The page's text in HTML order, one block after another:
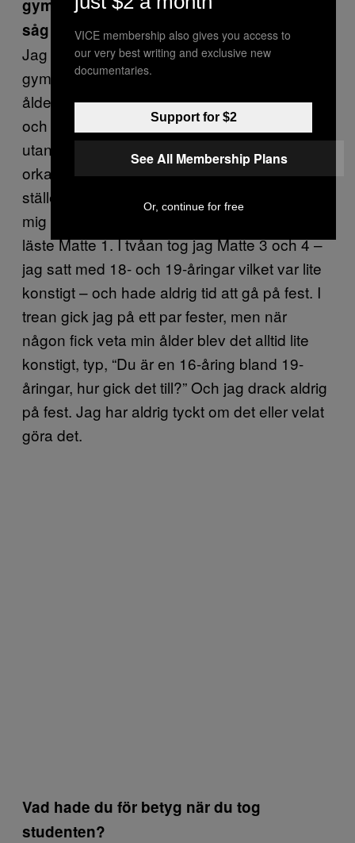
gymnasiet och har sin första grisfylla. Hur
såg det där ut för din del?
Jag gick bara på ett par fester under hela
gymnasiet; det största hindret för mig var min
ålder. För det första var jag 13 när jag började
och för det andra bodde många i min klass
utanför Stockholm, så långt bort att jag inte
orkade åka dit. Jag fokuserade på skolan i
stället. På vårterminen i ettan bestämde jag
mig för att läsa Matte 2 samtidigt som jag
läste Matte 1. I tvåan tog jag Matte 3 och 4 –
jag satt med 18- och 19-åringar vilket var lite
konstigt – och hade aldrig tid att gå på fest. I
trean gick jag på ett par fester, men när
någon fick veta min ålder blev det alltid lite
konstigt, typ, “Du är en 16-åring bland 19-
åringar, hur gick det till?” Och jag drack aldrig
på fest. Jag har aldrig tyckt om det eller velat
göra det.
Vad hade du för betyg när du tog
studenten?
VICE membership also gives you access to
our very best writing and exclusive new
documentaries.
Support for $2
See All Membership Plans
Or, continue for free